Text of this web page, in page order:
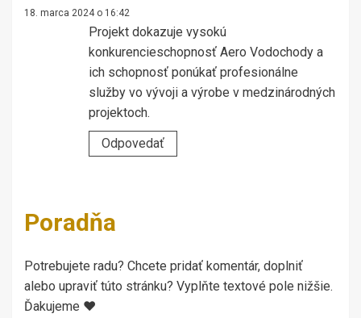
18. marca 2024 o 16:42
Projekt dokazuje vysokú
konkurencieschopnosť Aero Vodochody a
ich schopnosť ponúkať profesionálne
služby vo vývoji a výrobe v medzinárodných
projektoch.
Odpovedať
Poradňa
Potrebujete radu? Chcete pridať komentár, doplniť
alebo upraviť túto stránku? Vyplňte textové pole nižšie.
Ďakujeme ♥